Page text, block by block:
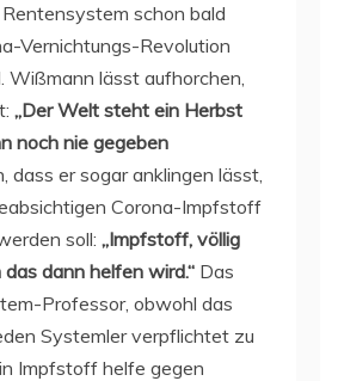
schon bald
Vernichtungs-Revolution
Wißmann lässt aufhorchen,
„Der Welt steht ein Herbst
noch nie gegeben
dass er sogar anklingen lässt,
Corona-Impfstoff
soll: „Impfstoff, völlig
dann helfen wird.“ Das
Professor, obwohl das
Systemler verpflichtet zu
Impfstoff helfe gegen